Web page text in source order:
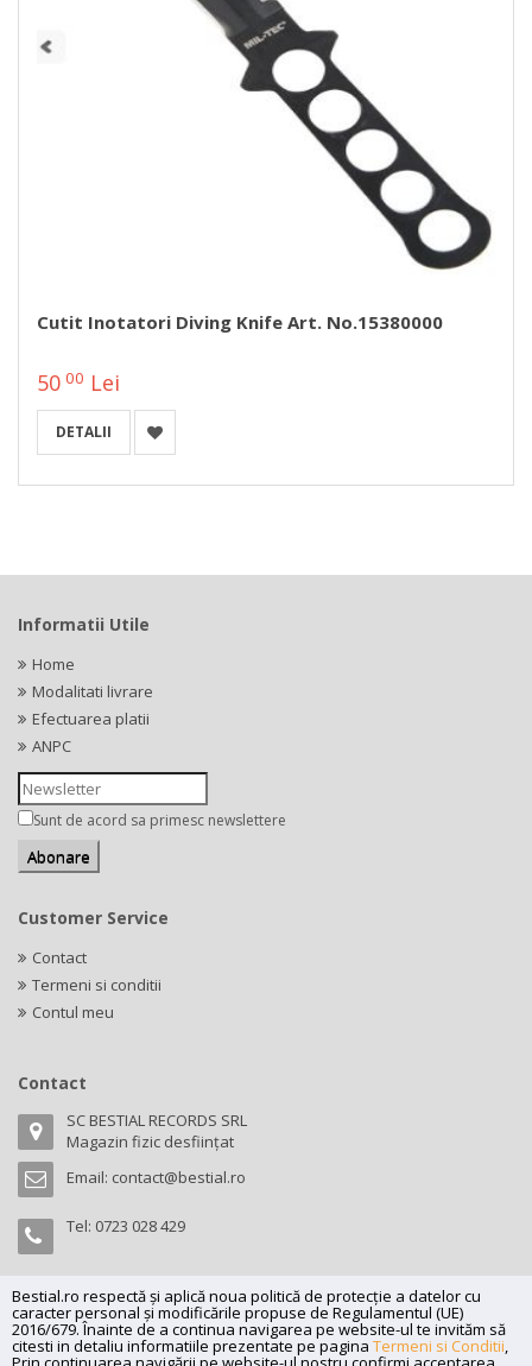
Cutit Inotatori Diving Knife Art. No.15380000
50 00 Lei
DETALII
Bestial.ro respectă și aplică noua politică de protecție a datelor cu
caracter personal și modificările propuse de Regulamentul (UE)
2016/679. Înainte de a continua navigarea pe website-ul te invităm să
citesti in detaliu informatiile prezentate pe pagina Termeni si Conditii,
Informatii Utile
Home
Modalitati livrare
Efectuarea platii
ANPC
Sunt de acord sa primesc newslettere
Customer Service
Contact
Termeni si conditii
Contul meu
Contact
SC BESTIAL RECORDS SRL
Magazin fizic desființat
Email: contact@bestial.ro
Tel: 0723 028 429
Copyright (C) 2026bestial.ro -All rights reserved.
SC BESTIAL RECORDS SRL, Nr. R.C.: J35/345/2005, C.U.I.: RO17197870,